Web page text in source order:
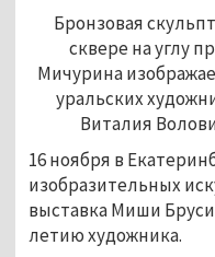
Бронзовая
сквере на углу
Мичурина
уральских
Виталия
16 ноября в
изобразительных
выставка Миши
летию художника.